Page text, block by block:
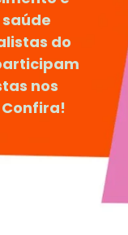
do
nos